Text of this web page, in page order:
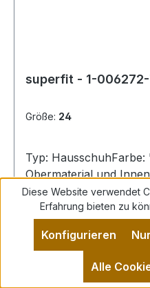
superfit - 1-
Größe: 24
Typ:
Obermaterial und
bequemes Fußbett-
Laufsohle-
Diese Website verwendet
Erfahrung bieten zu
Konfigurieren
Alle